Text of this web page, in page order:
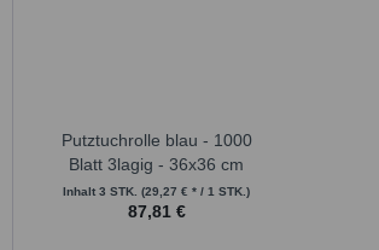
Putztuchrolle blau - 1000
Blatt 3lagig - 36x36 cm
Inhalt 3 STK. (29,27 € * / 1 STK.)
87,81 €